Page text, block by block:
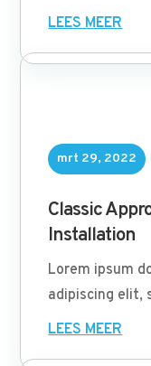
LEES MEER
Classic
Installation
mrt 29, 2022
Lorem ipsum
adipiscing elit,
LEES MEER